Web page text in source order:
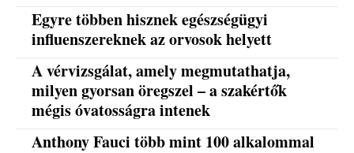
Egyre többen hisznek egészségügyi
influenszereknek az orvosok helyett
A vérvizsgálat, amely megmutathatja,
milyen gyorsan öregszel – a szakértők
mégis óvatosságra intenek
Anthony Fauci több mint 100 alkalommal